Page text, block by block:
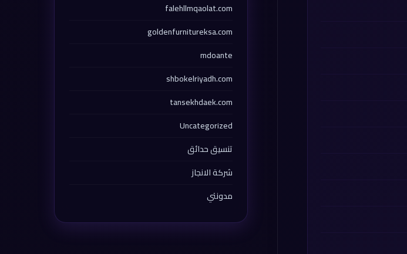
falehllmqaolat.com
goldenfurnitureksa.com
mdoante
shbokelriyadh.com
tansekhdaek.com
Uncategorized
تنسيق حدائق
شركة الانجاز
مدونتي